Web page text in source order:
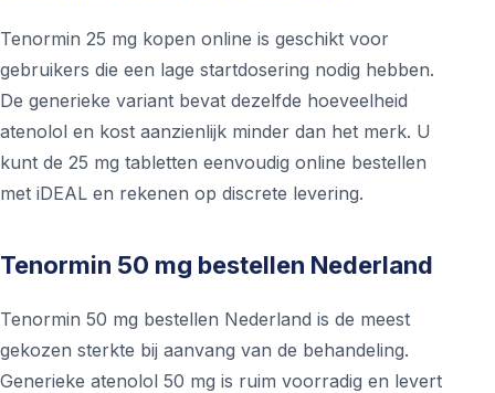
Tenormin 25 mg kopen online is geschikt voor
gebruikers die een lage startdosering nodig hebben.
De generieke variant bevat dezelfde hoeveelheid
atenolol en kost aanzienlijk minder dan het merk. U
kunt de 25 mg tabletten eenvoudig online bestellen
met iDEAL en rekenen op discrete levering.
Tenormin 50 mg bestellen Nederland
Tenormin 50 mg bestellen Nederland is de meest
gekozen sterkte bij aanvang van de behandeling.
Generieke atenolol 50 mg is ruim voorradig en levert